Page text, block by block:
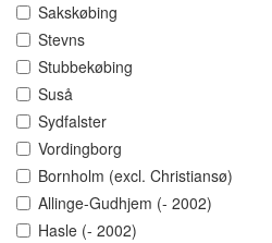
Sakskøbing
Stevns
Stubbekøbing
Suså
Sydfalster
Vordingborg
Bornholm (excl. Christiansø)
Allinge-Gudhjem (- 2002)
Hasle (- 2002)